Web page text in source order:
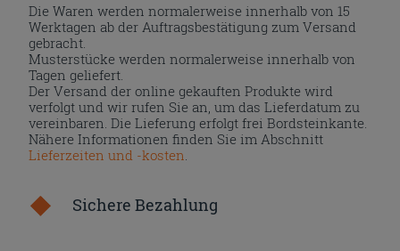
Die Waren werden normalerweise innerhalb von 15
Werktagen ab der Auftragsbestätigung zum Versand
gebracht.
Musterstücke werden normalerweise innerhalb von
Tagen geliefert.
Der Versand der online gekauften Produkte wird
verfolgt und wir rufen Sie an, um das Lieferdatum zu
vereinbaren. Die Lieferung erfolgt frei Bordsteinkante.
Nähere Informationen finden Sie im Abschnitt
Lieferzeiten und -kosten
Sichere Bezahlung